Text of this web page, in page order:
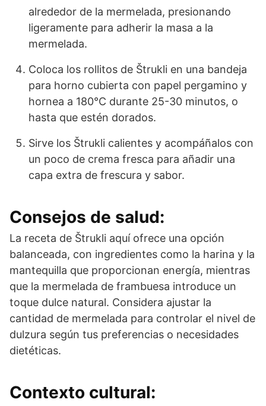
alrededor de la mermelada, presionando
ligeramente para adherir la masa a la
mermelada.
Coloca los rollitos de Štrukli en una bandeja
para horno cubierta con papel pergamino y
hornea a 180°C durante 25-30 minutos, o
hasta que estén dorados.
Sirve los Štrukli calientes y acompáñalos con
un poco de crema fresca para añadir una
capa extra de frescura y sabor.
Consejos de salud:
La receta de Štrukli aquí ofrece una opción
balanceada, con ingredientes como la harina y la
mantequilla que proporcionan energía, mientras
que la mermelada de frambuesa introduce un
toque dulce natural. Considera ajustar la
cantidad de mermelada para controlar el nivel de
dulzura según tus preferencias o necesidades
dietéticas.
Contexto cultural: